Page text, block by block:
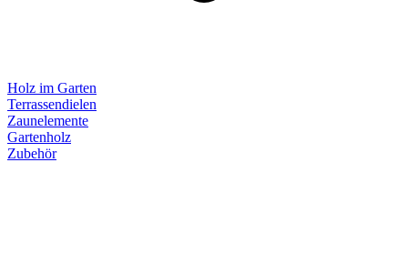
Holz im Garten
Terrassendielen
Zaunelemente
Gartenholz
Zubehör